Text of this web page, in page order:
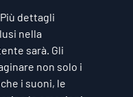
dettagli
nella
sarà. Gli
non solo i
i suoni, le